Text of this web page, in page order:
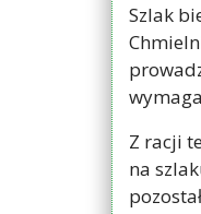
Szlak
Z racji
na